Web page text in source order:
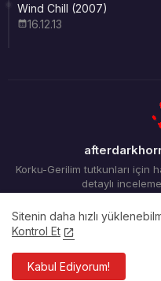
Wind Chill (2007)
16.12.13
Korku-Gerilim tutkunları için
detaylı
Tüm Hakları
Sitenin daha hızlı
Kontrol Et
Kabul Ediyorum!